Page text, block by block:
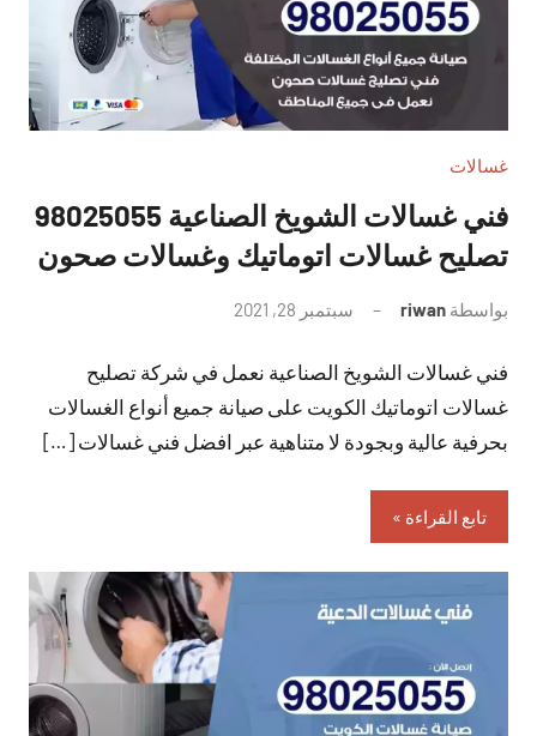
غسالات
فني غسالات الشويخ الصناعية 98025055
تصليح غسالات اتوماتيك وغسالات صحون
بواسطة riwan سبتمبر 28, 2021
تعليقات
فني غسالات الشويخ الصناعية نعمل في شركة تصليح
غسالات اتوماتيك الكويت على صيانة جميع أنواع الغسالات
بحرفية عالية وبجودة لا متناهية عبر افضل فني غسالات […]
تابع القراءة